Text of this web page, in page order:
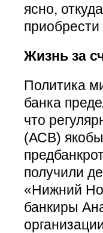
ясно,
Жизнь за
Политика
банка
что
(АСВ) якобы
получили
«Нижний
банкиры